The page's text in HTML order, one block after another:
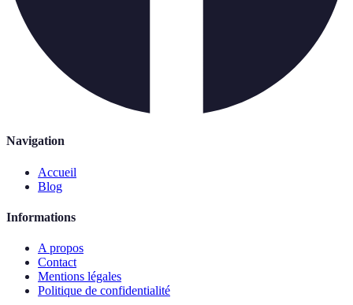
Navigation
Accueil
Blog
Informations
A propos
Contact
Mentions légales
Politique de confidentialité